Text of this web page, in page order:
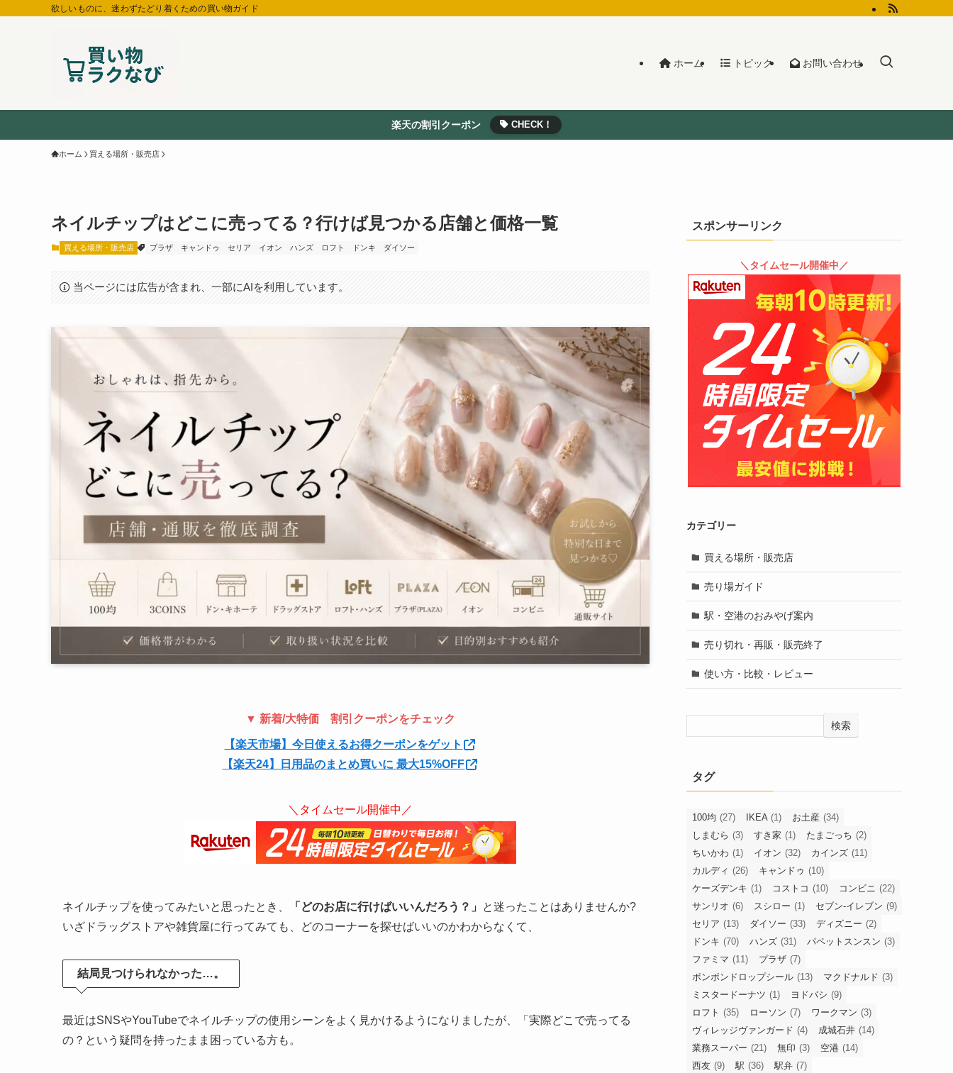
欲しいものに、迷わずたどり着くための買い物ガイド
ホーム トピック お問い合わせ
楽天の割引クーポン CHECK！
ホーム 買える場所・販売店
ネイルチップはどこに売ってる？行けば見つかる店舗と価格一覧
買える場所・販売店 プラザ キャンドゥ セリア イオン ハンズ ロフト ドンキ ダイソー
当ページには広告が含まれ、一部にAIを利用しています。
▼ 新着/大特価 割引クーポンをチェック
【楽天市場】今日使えるお得クーポンをゲット
【楽天24】日用品のまとめ買いに 最大15%OFF
＼タイムセール開催中／
ネイルチップを使ってみたいと思ったとき、 「どのお店に行けばいいんだろう？」
と迷ったことはありませんか?
いざドラッグストアや雑貨屋に行ってみても、どのコーナーを探せばいいのかわからなくて、
結局見つけられなかった…。
最近はSNSやYouTubeでネイルチップの使用シーンをよく見かけるようになりましたが、「実際どこで売ってる
の？という疑問を持ったまま困っている方も。
スポンサーリンク
＼タイムセール開催中／
カテゴリー
買える場所・販売店
売り場ガイド
駅・空港のおみやげ案内
売り切れ・再販・販売終了
使い方・比較・レビュー
検索
タグ
100均 (27) IKEA (1) お土産 (34)
しまむら (3) すき家 (1) たまごっち (2)
ちいかわ (1) イオン (32) カインズ (11)
カルディ (26) キャンドゥ (10)
ケーズデンキ (1) コストコ (10) コンビニ (22)
サンリオ (6) スシロー (1) セブン-イレブン (9)
セリア (13) ダイソー (33) ディズニー (2)
ドンキ (70) ハンズ (31) パペットスンスン (3)
ファミマ (11) プラザ (7)
ボンボンドロップシール (13) マクドナルド (3)
ミスタードーナツ (1) ヨドバシ (9)
ロフト (35) ローソン (7) ワークマン (3)
ヴィレッジヴァンガード (4) 成城石井 (14)
業務スーパー (21) 無印 (3) 空港 (14)
西友 (9) 駅 (36) 駅弁 (7)